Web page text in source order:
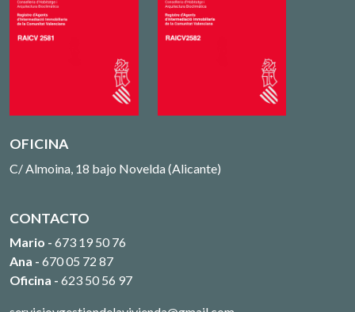
OFICINA
C/ Almoina, 18 bajo Novelda (Alicante)
CONTACTO
Mario - 673 19 50 76
Ana - 670 05 72 87
Oficina - 623 50 56 97